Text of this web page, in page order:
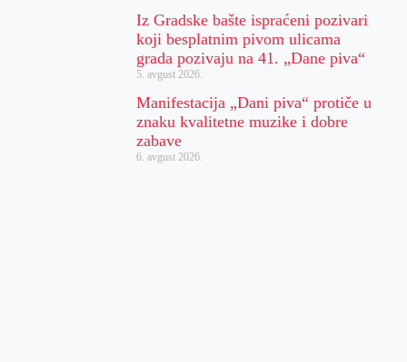
Iz Gradske bašte ispraćeni pozivari
koji besplatnim pivom ulicama
grada pozivaju na 41. „Dane piva“
5. avgust 2026.
Manifestacija „Dani piva“ protiče u
znaku kvalitetne muzike i dobre
zabave
6. avgust 2026.